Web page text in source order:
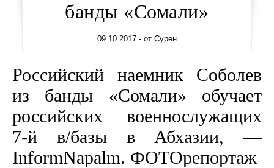
банды «Сомали»
09.10.2017 - от Сурен
Российский наемник Соболев
из банды «Сомали» обучает
российских военнослужащих
7-й в/базы в Абхазии, —
InformNapalm. ФОТОрепортаж